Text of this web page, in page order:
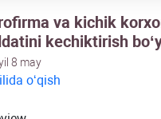
va kichik
kechiktirish
8 may
oʻqish